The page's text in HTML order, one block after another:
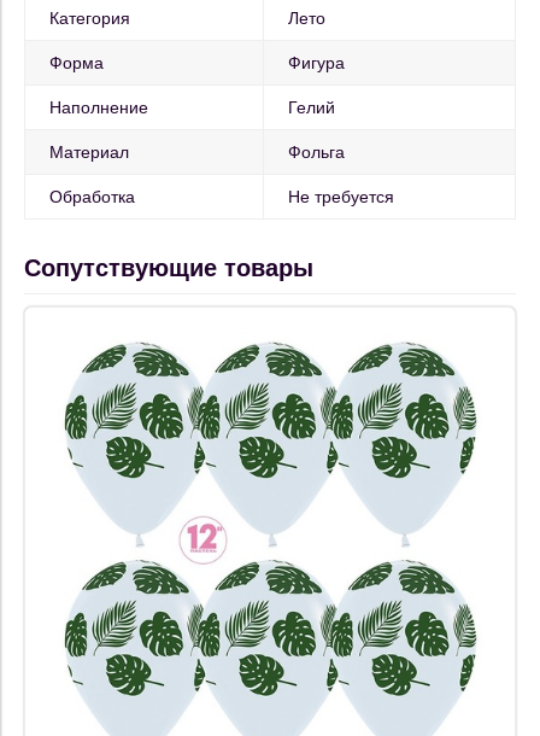
Категория Лето
Форма Фигура
Наполнение Гелий
Материал Фольга
Обработка Не требуется
Сопутствующие товары